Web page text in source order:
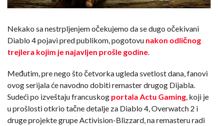
Nekako sa nestrpljenjem očekujemo da se dugo očekivani
Diablo 4 pojavi pred publikom, pogotovu nakon odličnog
trejlera kojim je najavljen prošle godine
Međutim, pre nego što četvorka ugleda svetlost dana, fanovi
ovog serijala će navodno dobiti remaster drugog Dijabla.
Sudeći po izveštaju francuskog portala Actu Gaming , koji je
u prošlosti otkrio tačne detalje za Diablo 4, Overwatch 2 i
druge projekte grupe Activision-Blizzard, na remasteru radi